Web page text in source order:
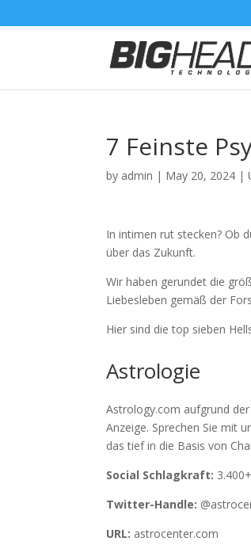
7 Feinste
by admin | May 20, 2024 |
In intimen rut stecken? Ob
über das Zukunft.
Wir haben gerundet die
Liebesleben gemäß der
Hier sind die top sieben
Astrologie
Astrology.com aufgrund
Anzeige. Sprechen Sie mit
das tief in die Basis von
Social Schlagkraft:
Twitter-Handle:
URL: astrocenter.com